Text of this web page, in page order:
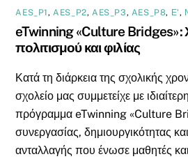
AES_P1, AES_P2, AES_P3, AES_P8, Ε',
eTwinning «Culture Bridges»:
πολιτισμού και φιλίας
Κατά τη διάρκεια της σχολικής
σχολείο μας συμμετείχε με
πρόγραμμα eTwinning «Culture
συνεργασίας, δημιουργικότητας
ανταλλαγής που ένωσε μαθητές